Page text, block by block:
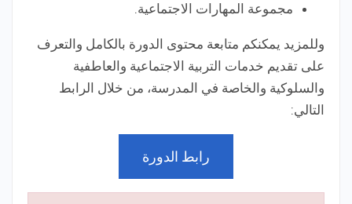
مجموعة المهارات الاجتماعية.
وللمزيد يمكنكم متابعة محتوى الدورة بالكامل والتعرف
على تقديم خدمات التربية الاجتماعية والعاطفية
والسلوكية والخاصة في المدرسة، من خلال الرابط
التالي:
رابط الدورة